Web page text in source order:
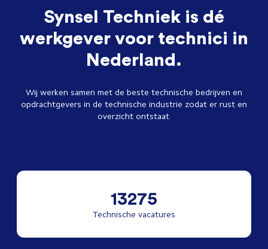
Synsel Techniek is dé
werkgever voor technici in
Nederland.
Wij werken samen met de beste technische bedrijven en
opdrachtgevers in de technische industrie zodat er rust en
overzicht ontstaat.
13275
Technische vacatures